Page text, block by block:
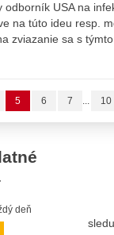
USA na
na túto ideu resp.
zviazanie sa s
5 6 7 ... 10
deň